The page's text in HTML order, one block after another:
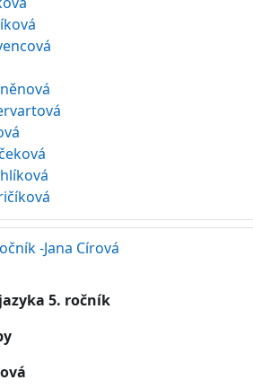
-Jana Círová
5. ročník